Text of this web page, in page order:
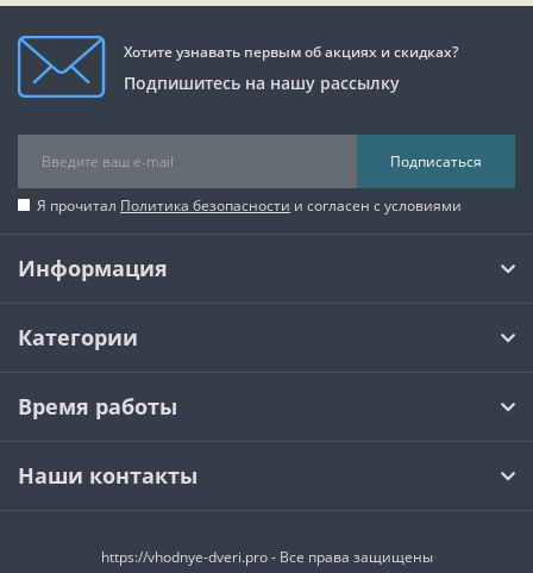
Хотите узнавать первым об акциях и скидках?
Подпишитесь на нашу рассылку
Подписаться
Я прочитал Политика безопасности и согласен с условиями
Информация
Категории
Время работы
Наши контакты
https://vhodnye-dveri.pro - Все права защищены